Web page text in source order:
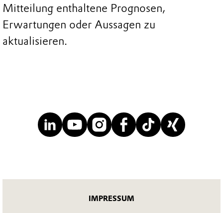
Mitteilung enthaltene Prognosen,
Erwartungen oder Aussagen zu
aktualisieren.
IMPRESSUM